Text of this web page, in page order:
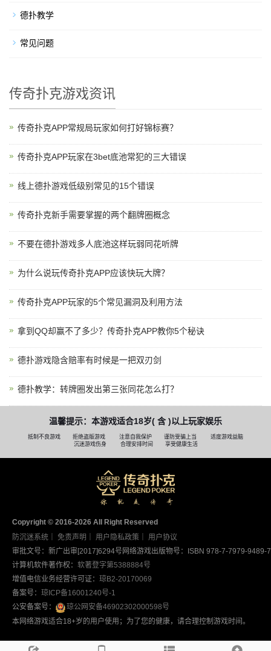
德扑教学
常见问题
传奇扑克游戏资讯
传奇扑克APP常规局玩家如何打好锦标赛？
传奇扑克APP玩家在3bet底池常犯的三大错误
线上德扑游戏低级别常见的15个错误
传奇扑克新手需要掌握的两个翻牌圈概念
不要在德扑游戏多人底池这样玩弱同花听牌
为什么说玩传奇扑克APP应该快玩大牌？
传奇扑克APP玩家的5个常见漏洞及利用方法
拿到QQ却赢不了多少？传奇扑克APP教你5个秘诀
德扑游戏隐含赔率有时候是一把双刃剑
德扑教学：转牌圈发出第三张同花怎么打？
温馨提示：本游戏适合18岁( 含 )以上玩家娱乐
抵制不良游戏 拒绝盗版游戏 注意自我保护 谨防受骗上当
适度游戏益脑
沉迷游戏伤身
合理安排时间 享受健康生活
Copyright © 2016-2026 AII Right Reserved
防沉迷系统
免责声明 用户隐私政策
用户协议
审批文号：新广出审[2017]6294号 网络游戏出版物号：ISBN 978-7-7979-9489-7
计算机软件著作权： 软著登字第5388884号
增值电信业务经营许可证： 琼B2-20170069
备案号： 琼ICP备16001240号-1
公安备案号：
琼公网安备46902302000598号
本网络游戏适合18+岁的用户使用；为了您的健康，请合理控制游戏时间。